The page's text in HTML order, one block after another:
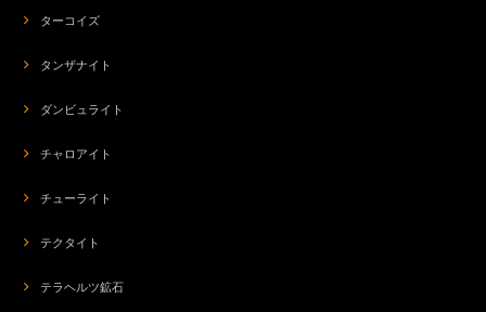
ターコイズ
タンザナイト
ダンビュライト
チャロアイト
チューライト
テクタイト
テラヘルツ鉱石